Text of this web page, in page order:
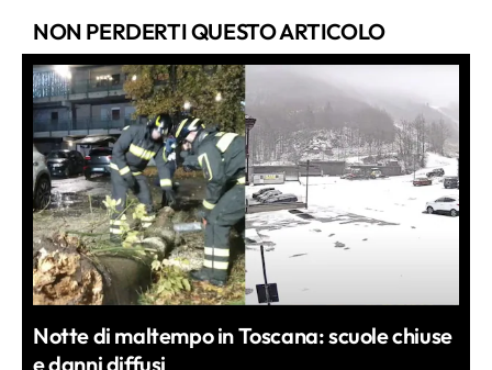
NON PERDERTI QUESTO ARTICOLO
Notte di maltempo in Toscana: scuole chiuse
e danni diffusi